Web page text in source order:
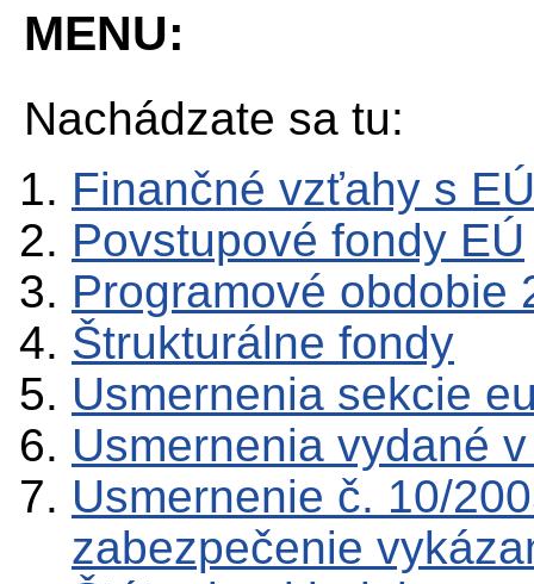
MENU:
Nachádzate sa tu:
Finančné vzťahy s EÚ
Povstupové fondy EÚ
Programové obdobie
Štrukturálne fondy
Usmernenia sekcie
Usmernenia vydané
Usmernenie č. 10/
zabezpečenie